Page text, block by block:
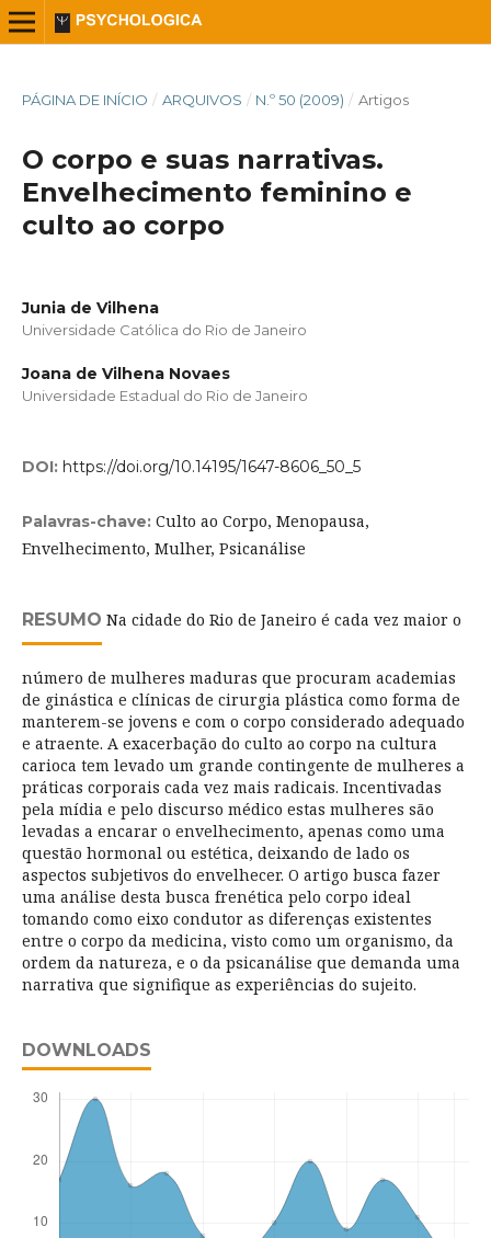
PÁGINA DE INÍCIO / ARQUIVOS / N.º 50 (2009) / Artigos
O corpo e suas narrativas.
Envelhecimento feminino e
culto ao corpo
Junia de Vilhena
Universidade Católica do Rio de Janeiro
Joana de Vilhena Novaes
Universidade Estadual do Rio de Janeiro
DOI: https://doi.org/10.14195/1647-8606_50_5
Palavras-chave: Culto ao Corpo, Menopausa,
Envelhecimento, Mulher, Psicanálise
RESUMO Na cidade do Rio de Janeiro é cada vez maior o
número de mulheres maduras que procuram academias
de ginástica e clínicas de cirurgia plástica como forma de
manterem-se jovens e com o corpo considerado adequado
e atraente. A exacerbação do culto ao corpo na cultura
carioca tem levado um grande contingente de mulheres a
práticas corporais cada vez mais radicais. Incentivadas
pela mídia e pelo discurso médico estas mulheres são
levadas a encarar o envelhecimento, apenas como uma
questão hormonal ou estética, deixando de lado os
aspectos subjetivos do envelhecer. O artigo busca fazer
uma análise desta busca frenética pelo corpo ideal
tomando como eixo condutor as diferenças existentes
entre o corpo da medicina, visto como um organismo, da
ordem da natureza, e o da psicanálise que demanda uma
narrativa que signifique as experiências do sujeito.
DOWNLOADS